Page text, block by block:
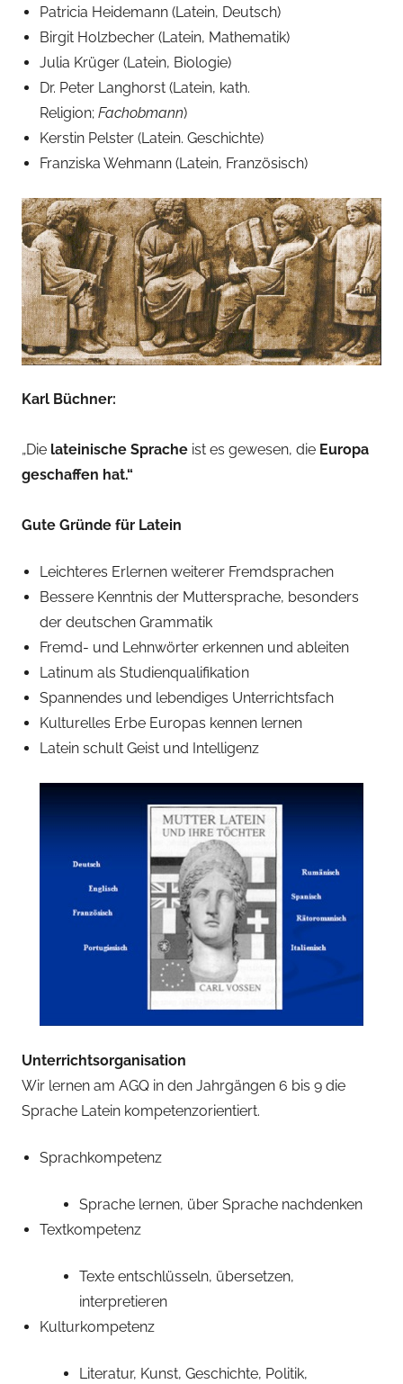
u
s
Patricia Heidemann (Latein, Deutsch)
Birgit Holzbecher (Latein, Mathematik)
Julia Krüger (Latein, Biologie)
Dr. Peter Langhorst (Latein, kath.
Religion; Fachobmann)
Kerstin Pelster (Latein. Geschichte)
Franziska Wehmann (Latein, Französisch)
Karl Büchner:
„Die lateinische Sprache ist es gewesen, die Europa
geschaffen hat.“
Gute Gründe für Latein
Leichteres Erlernen weiterer Fremdsprachen
Bessere Kenntnis der Muttersprache, besonders
der deutschen Grammatik
Fremd- und Lehnwörter erkennen und ableiten
Latinum als Studienqualifikation
Spannendes und lebendiges Unterrichtsfach
Kulturelles Erbe Europas kennen lernen
Latein schult Geist und Intelligenz
Unterrichtsorganisation
Wir lernen am AGQ in den Jahrgängen 6 bis 9 die
Sprache Latein kompetenzorientiert.
Sprachkompetenz
Sprache lernen, über Sprache nachdenken
Textkompetenz
Texte entschlüsseln, übersetzen,
interpretieren
Kulturkompetenz
Literatur, Kunst, Geschichte, Politik,